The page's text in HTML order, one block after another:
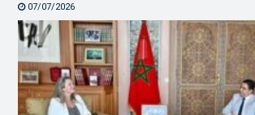
07/07/2026